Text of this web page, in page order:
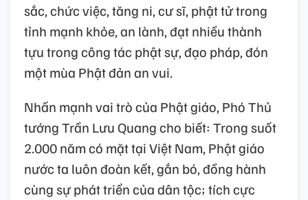
sắc, chức việc, tăng ni, cư sĩ, phật tử trong
tỉnh mạnh khỏe, an lành, đạt nhiều thành
tựu trong công tác phật sự, đạo pháp, đón
một mùa Phật đản an vui.
Nhấn mạnh vai trò của Phật giáo, Phó Thủ
tướng Trần Lưu Quang cho biết: Trong suốt
2.000 năm có mặt tại Việt Nam, Phật giáo
nước ta luôn đoàn kết, gắn bó, đồng hành
cùng sự phát triển của dân tộc; tích cực